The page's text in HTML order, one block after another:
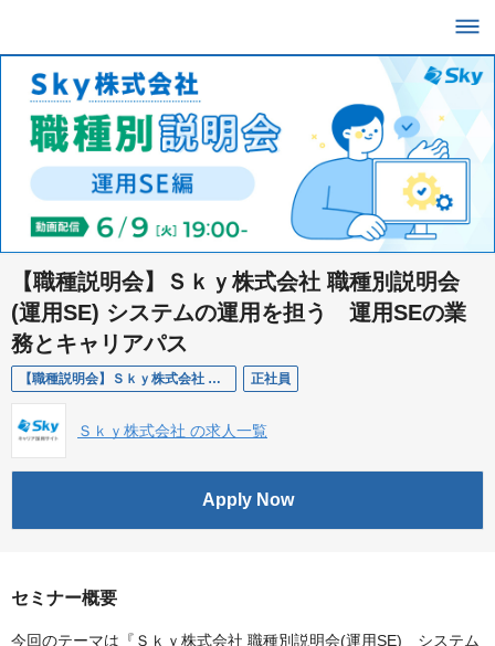
【職種説明会】Ｓｋｙ株式会社 職種別説明会
(運用SE) システムの運用を担う 運用SEの業
務とキャリアパス
【職種説明会】Ｓｋｙ株式会社 職種別説明会(運用SE) システムの運用を担う 運用SEの業務とキャリアパス 正社員
Ｓｋｙ株式会社 の求人一覧
Apply Now
セミナー概要
今回のテーマは『Ｓｋｙ株式会社 職種別説明会(運用SE) システム